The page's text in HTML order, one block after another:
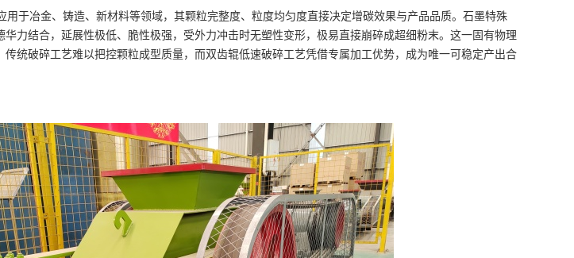
于冶金、铸造、新材料等领域，其颗粒完整度、粒度均匀度直接决定增碳效果与产品品质。石墨特殊
力结合，延展性极低、脆性极强，受外力冲击时无塑性变形，极易直接崩碎成超细粉末。这一固有物理
统破碎工艺难以把控颗粒成型质量，而双齿辊低速破碎工艺凭借专属加工优势，成为唯一可稳定产出合